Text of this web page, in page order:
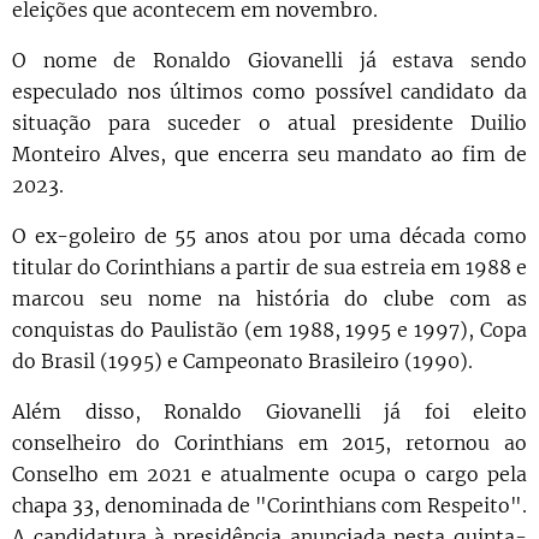
eleições que acontecem em novembro.
O nome de Ronaldo Giovanelli já estava sendo
especulado nos últimos como possível candidato da
situação para suceder o atual presidente Duilio
Monteiro Alves, que encerra seu mandato ao fim de
2023.
O ex-goleiro de 55 anos atou por uma década como
titular do Corinthians a partir de sua estreia em 1988 e
marcou seu nome na história do clube com as
conquistas do Paulistão (em 1988, 1995 e 1997), Copa
do Brasil (1995) e Campeonato Brasileiro (1990).
Além disso, Ronaldo Giovanelli já foi eleito
conselheiro do Corinthians em 2015, retornou ao
Conselho em 2021 e atualmente ocupa o cargo pela
chapa 33, denominada de "Corinthians com Respeito".